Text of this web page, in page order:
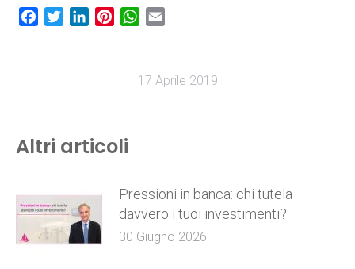
Facebook
TwitterLinkedInPinterestWhatsApp
17 Aprile 2019
Altri articoli
Pressioni in banca: chi tutela
davvero i tuoi investimenti?
30 Giugno 2026